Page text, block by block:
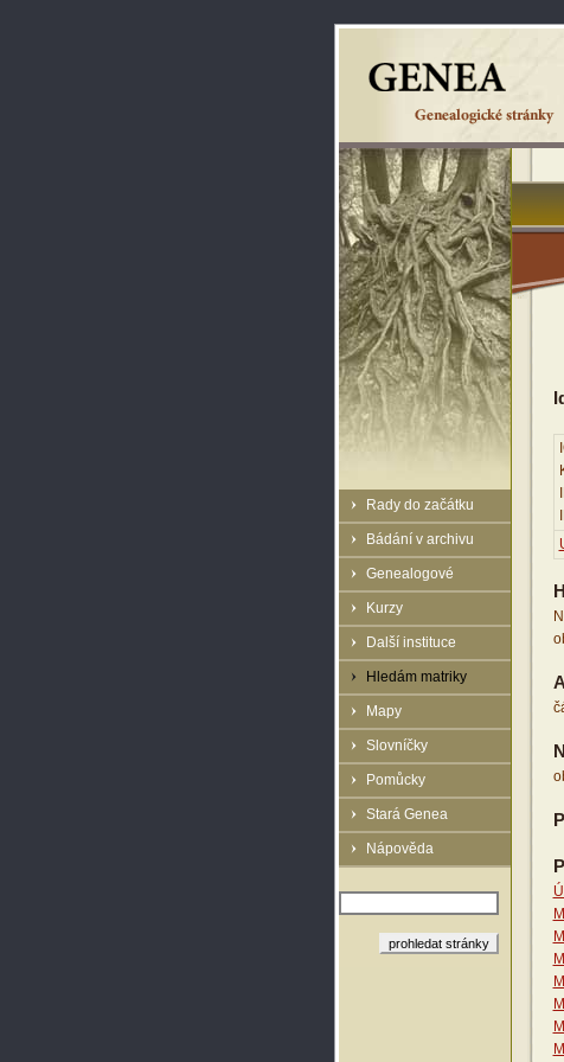
Rady do začátku
Bádání v archivu
Genealogové
Kurzy
Další instituce
Hledám matriky
Mapy
Slovníčky
Pomůcky
Stará Genea
Nápověda